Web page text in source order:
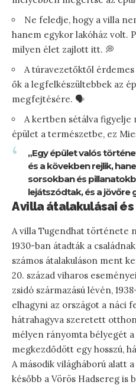
Ne feledje, hogy a villa
hanem egykor lakóház volt.
milyen élet zajlott itt. 💭
A túravezetőktől érdemes
ők a legfelkészültebbek az
megfejtésére. 🗣️
A kertben sétálva figyelje
épület a természetbe, ez
„Egy épület valós
és a kövekben rejlik,
sorsokban és
lejátszódtak, és a jövőre
A villa átalakulásai
A villa Tugendhat története
1930-ban átadták a
számos átalakuláson ment
20. század viharos
zsidó származású lévén,
elhagyni az országot a náci
hátrahagyva szeretett
mélyen rányomta bélyegét a
megkezdődött egy hosszú,
A második világháború alatt
később a Vörös Hadsereg is